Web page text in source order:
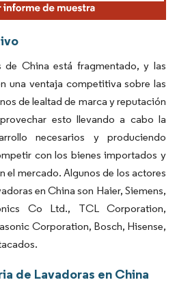
de China está fragmentado, y las
una ventaja competitiva sobre las
de lealtad de marca y reputación
esto llevando a cabo la
necesarios y produciendo
con los bienes importados y
el mercado. Algunos de los actores
en China son Haier, Siemens,
Co Ltd., TCL Corporation,
Corporation, Bosch, Hisense,
de Lavadoras en China